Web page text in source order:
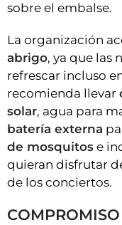
sobre el embalse.
La organización
abrigo, ya que las
refrescar incluso
recomienda llevar
solar, agua para
batería externa
de mosquitos e
quieran disfrutar
de los conciertos.